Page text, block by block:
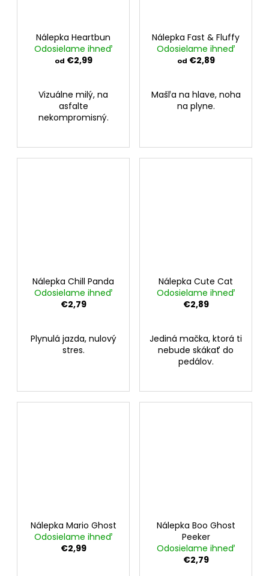
Nálepka Heartbun
Odosielame ihneď
od €2,99
Vizuálne milý, na
asfalte
nekompromisný.
Nálepka Fast & Fluffy
Odosielame ihneď
od €2,89
Mašľa na hlave, noha
na plyne.
Nálepka Chill Panda
Odosielame ihneď
€2,79
Plynulá jazda, nulový
stres.
Nálepka Cute Cat
Odosielame ihneď
€2,89
Jediná mačka, ktorá ti
nebude skákať do
pedálov.
Nálepka Mario Ghost
Odosielame ihneď
€2,99
Nálepka Boo Ghost
Peeker
Odosielame ihneď
€2,79